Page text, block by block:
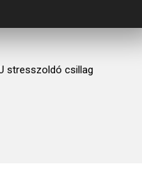
stresszoldó csillag